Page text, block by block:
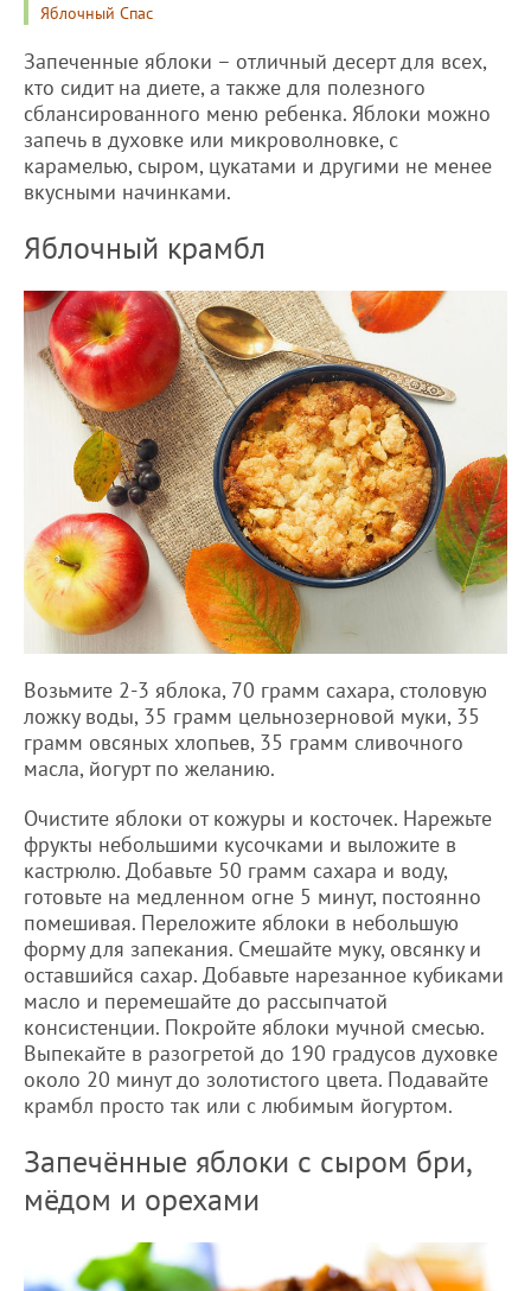
Яблочный Спас
Запеченные яблоки – отличный десерт для всех,
кто сидит на диете, а также для полезного
сблансированного меню ребенка. Яблоки можно
запечь в духовке или микроволновке, с
карамелью, сыром, цукатами и другими не менее
вкусными начинками.
Яблочный крамбл
Возьмите 2-3 яблока, 70 грамм сахара, столовую
ложку воды, 35 грамм цельнозерновой муки, 35
грамм овсяных хлопьев, 35 грамм сливочного
масла, йогурт по желанию.
Очистите яблоки от кожуры и косточек. Нарежьте
фрукты небольшими кусочками и выложите в
кастрюлю. Добавьте 50 грамм сахара и воду,
готовьте на медленном огне 5 минут, постоянно
помешивая. Переложите яблоки в небольшую
форму для запекания. Смешайте муку, овсянку и
оставшийся сахар. Добавьте нарезанное кубиками
масло и перемешайте до рассыпчатой
консистенции. Покройте яблоки мучной смесью.
Выпекайте в разогретой до 190 градусов духовке
около 20 минут до золотистого цвета. Подавайте
крамбл просто так или с любимым йогуртом.
Запечённые яблоки с сыром бри,
мёдом и орехами